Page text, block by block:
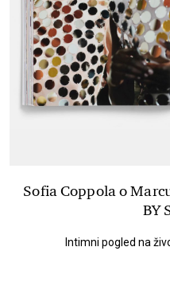
Sofia Coppola o
BY
Intimni pogled na